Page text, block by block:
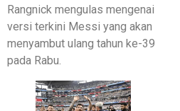
Rangnick mengulas mengenai
versi terkini Messi yang akan
menyambut ulang tahun ke-39
pada Rabu.